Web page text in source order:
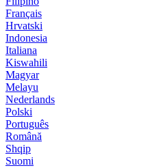
Français
Hrvatski
Indonesia
Italiana
Kiswahili
Magyar
Melayu
Nederlands
Polski
Português
Română
Shqip
Suomi